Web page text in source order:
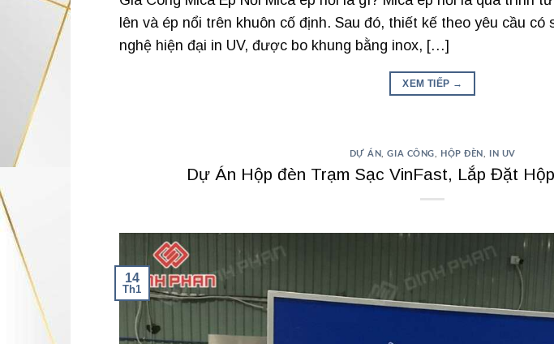
lên và ép nổi trên khuôn cố định. Sau đó, thiết kế theo yêu cầu có
nghệ hiện đại in UV, được bo khung bằng inox, […]
XEM TIẾP →
DỰ ÁN ,GIA CÔNG HỘP ĐÈN IN UV
Dự Án Hộp đèn Trạm Sạc VinFast, Lắp Đặt
14
Th1